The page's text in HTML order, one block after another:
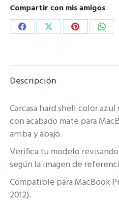
Compartir con mis amigos
Share
Share
Share
Share
Descripción
Carcasa hard shell color
con acabado mate para
arriba y abajo.
Verifica tu modelo
según la imagen de
Compatible para MacBook
2012).